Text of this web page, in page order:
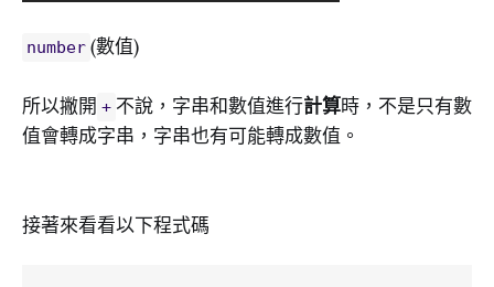
number (數值)
所以撇開 + 不說，字串和數值進行計算時，不是只有數
值會轉成字串，字串也有可能轉成數值。
接著來看看以下程式碼